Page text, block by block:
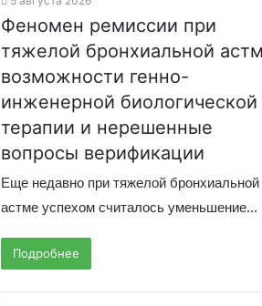
Феномен ремиссии при
тяжелой бронхиальной
возможности генно-
инженерной биологической
терапии и нерешенные
вопросы верификации
Еще недавно при тяжелой бронхиальной
астме успехом считалось уменьшение...
Подробнее